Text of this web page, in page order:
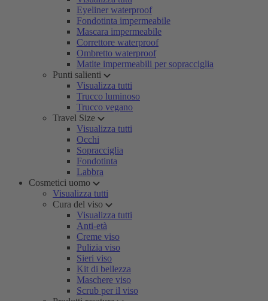
Eyeliner waterproof
Fondotinta impermeabile
Mascara impermeabile
Correttore waterproof
Ombretto waterproof
Matite impermeabili per sopracciglia
Punti salienti
Visualizza tutti
Trucco luminoso
Trucco vegano
Travel Size
Visualizza tutti
Occhi
Sopracciglia
Fondotinta
Labbra
Cosmetici uomo
Visualizza tutti
Cura del viso
Visualizza tutti
Anti-età
Creme viso
Pulizia viso
Sieri viso
Kit di bellezza
Maschere viso
Scrub per il viso